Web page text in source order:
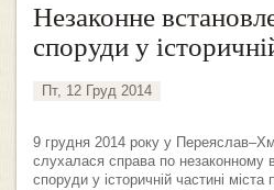
Незаконне
споруди у
Пт, 12 Груд 2014
9 грудня 2014 року у
слухалася справа по незаконному
споруди у історичній частині міста